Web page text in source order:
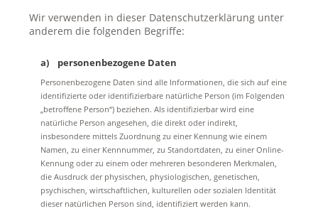
Wir verwenden in dieser Datenschutzerklärung unter
anderem die folgenden Begriffe:
a) personenbezogene Daten
Personenbezogene Daten sind alle Informationen, die sich auf eine
identifizierte oder identifizierbare natürliche Person (im Folgenden
„betroffene Person“) beziehen. Als identifizierbar wird eine
natürliche Person angesehen, die direkt oder indirekt,
insbesondere mittels Zuordnung zu einer Kennung wie einem
Namen, zu einer Kennnummer, zu Standortdaten, zu einer Online-
Kennung oder zu einem oder mehreren besonderen Merkmalen,
die Ausdruck der physischen, physiologischen, genetischen,
psychischen, wirtschaftlichen, kulturellen oder sozialen Identität
dieser natürlichen Person sind, identifiziert werden kann.